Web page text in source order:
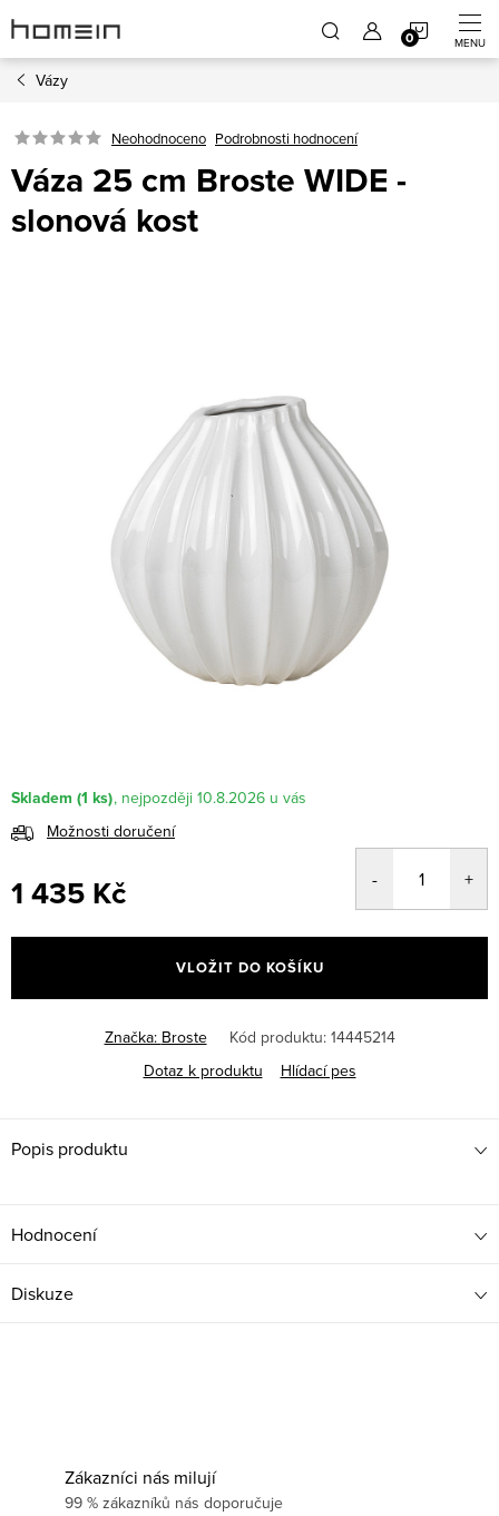
na
obsah
Vázy
Neohodnoceno Podrobnosti hodnocení
Váza 25 cm Broste WIDE -
slonová kost
Skladem (1 ks)
10.8.2026
Možnosti doručení
1 435 Kč
cena:
VLOŽIT DO KOŠÍKU
Značka: Broste Kód produktu: 14445214
Dotaz k produktu
Hlídací pes
Popis produktu
Hodnocení
Diskuze
Zákazníci nás milují
99 % zákazníků nás doporučuje